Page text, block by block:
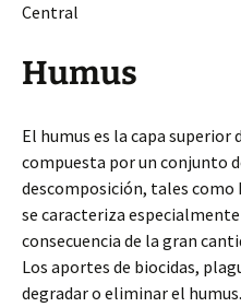
Central
Humus
El humus es la capa superior
compuesta por un conjunto
descomposición, tales como
se caracteriza
consecuencia de la gran
Los aportes de biocidas,
degradar o eliminar el